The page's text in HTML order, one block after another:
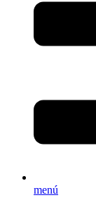
menú